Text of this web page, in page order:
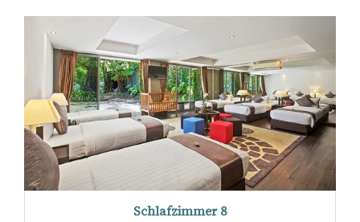
Schlafzimmer 8